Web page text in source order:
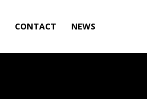
CONTACT NEWS